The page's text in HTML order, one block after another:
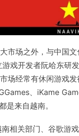
市场之外，与中国
戏开发者阮哈东研
场经常有休闲游戏
、iKame
是来自越南。
相关部门、谷歌游